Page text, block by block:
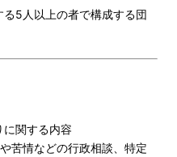
5人以上の者で構成する団
関する内容
苦情などの行政相談、特定